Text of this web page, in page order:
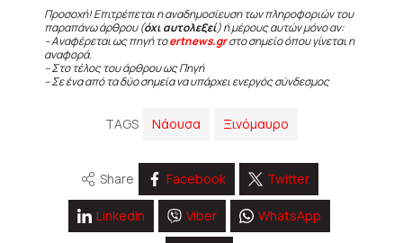
Προσοχή! Επιτρέπεται η αναδημοσίευση των πληροφοριών του
παραπάνω άρθρου (όχι αυτολεξεί) ή μέρους αυτών μόνο αν:
– Αναφέρεται ως πηγή τοertnews.grστο σημείο όπου γίνεται η
αναφορά.
– Στο τέλος του άρθρου ως Πηγή
– Σε ένα από τα δύο σημεία να υπάρχει ενεργός σύνδεσμος
TAGS Νάουσα Ξινόμαυρο
Share Facebook Twitter
Linkedin Viber WhatsApp